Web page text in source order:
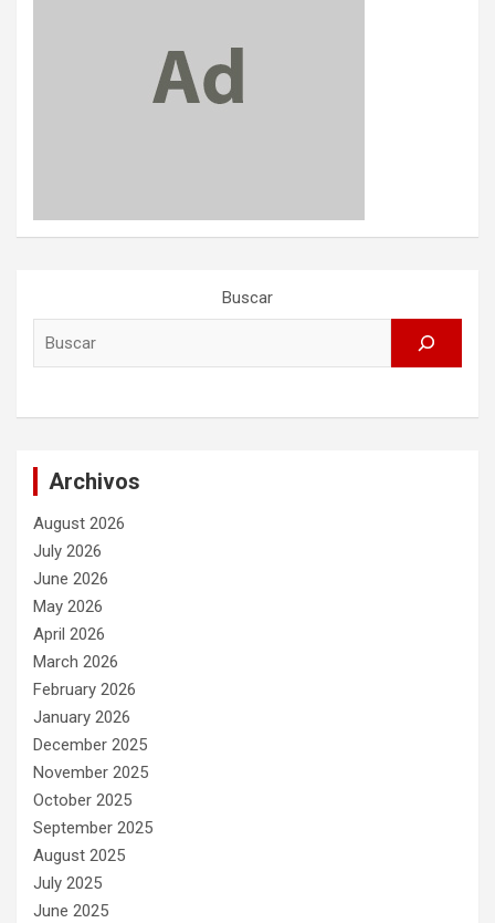
Buscar
Archivos
August 2026
July 2026
June 2026
May 2026
April 2026
March 2026
February 2026
January 2026
December 2025
November 2025
October 2025
September 2025
August 2025
July 2025
June 2025